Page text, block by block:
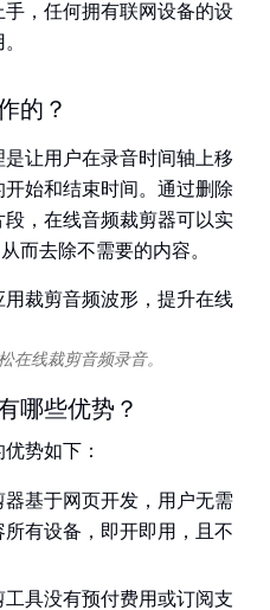
，任何拥有联网设备的设
的？
让用户在录音时间轴上移
始和结束时间。通过删除
，在线音频裁剪器可以实
而去除不需要的内容。
在线裁剪音频录音。
哪些优势？
势如下：
基于网页开发，用户无需
有设备，即开即用，且不
具没有预付费用或订阅支